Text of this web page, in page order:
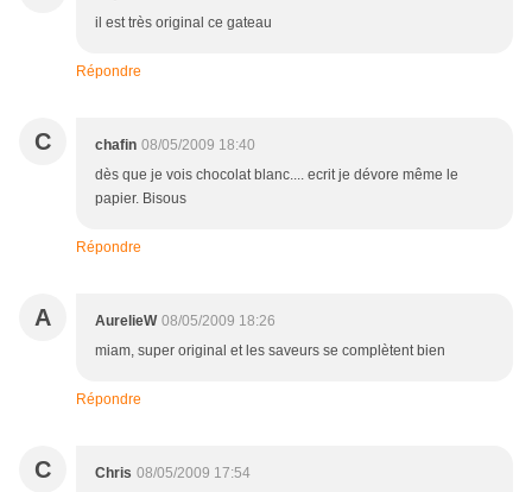
il est très original ce gateau
Répondre
C chafin 08/05/2009 18:40
dès que je vois chocolat blanc.... ecrit je dévore même le
papier. Bisous
Répondre
A AurelieW 08/05/2009 18:26
miam, super original et les saveurs se complètent bien
Répondre
C Chris 08/05/2009 17:54